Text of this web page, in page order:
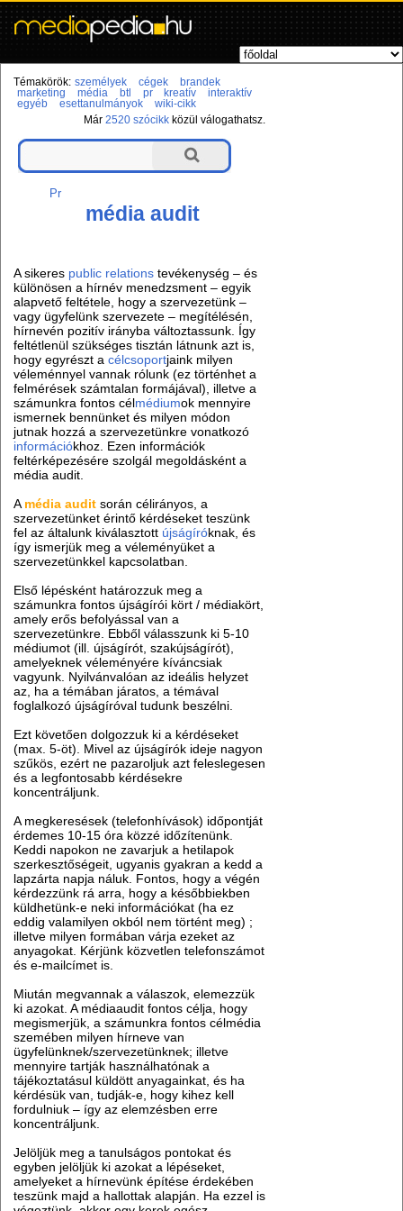
Témakörök: személyek cégek
brandek
marketing
média btl pr kreatív
interaktív
egyéb
esettanulmányok
wiki-cikk
Már2520 szócikk közül válogathatsz.
Pr
média audit
A sikeres public relations tevékenység – és
különösen a hírnév menedzsment – egyik
alapvető feltétele, hogy a szervezetünk –
vagy ügyfelünk szervezete – megítélésén,
hírnevén pozitív irányba változtassunk. Így
feltétlenül szükséges tisztán látnunk azt is,
hogy egyrészt acélcsoportjaink milyen
véleménnyel vannak rólunk (ez történhet a
felmérések számtalan formájával), illetve a
számunkra fontos célmédiumok mennyire
ismernek bennünket és milyen módon
jutnak hozzá a szervezetünkre vonatkozó
információkhoz. Ezen információk
feltérképezésére szolgál megoldásként a
média audit.
A média audit során célirányos, a
szervezetünket érintő kérdéseket teszünk
fel az általunk kiválasztott újságíróknak, és
így ismerjük meg a véleményüket a
szervezetünkkel kapcsolatban.
Első lépésként határozzuk meg a
számunkra fontos újságírói kört / médiakört,
amely erős befolyással van a
szervezetünkre. Ebből válasszunk ki 5-10
médiumot (ill. újságírót, szakújságírót),
amelyeknek véleményére kíváncsiak
vagyunk. Nyilvánvalóan az ideális helyzet
az, ha a témában járatos, a témával
foglalkozó újságíróval tudunk beszélni.
Ezt követően dolgozzuk ki a kérdéseket
(max. 5-öt). Mivel az újságírók ideje nagyon
szűkös, ezért ne pazaroljuk azt feleslegesen
és a legfontosabb kérdésekre
koncentráljunk.
A megkeresések (telefonhívások) időpontját
érdemes 10-15 óra közzé időzítenünk.
Keddi napokon ne zavarjuk a hetilapok
szerkesztőségeit, ugyanis gyakran a kedd a
lapzárta napja náluk. Fontos, hogy a végén
kérdezzünk rá arra, hogy a későbbiekben
küldhetünk-e neki információkat (ha ez
eddig valamilyen okból nem történt meg) ;
illetve milyen formában várja ezeket az
anyagokat. Kérjünk közvetlen telefonszámot
és e-mailcímet is.
Miután megvannak a válaszok, elemezzük
ki azokat. A médiaaudit fontos célja, hogy
megismerjük, a számunkra fontos célmédia
szemében milyen hírneve van
ügyfelünknek/szervezetünknek; illetve
mennyire tartják használhatónak a
tájékoztatásul küldött anyagainkat, és ha
kérdésük van, tudják-e, hogy kihez kell
fordulniuk – így az elemzésben erre
koncentráljunk.
Jelöljük meg a tanulságos pontokat és
egyben jelöljük ki azokat a lépéseket,
amelyeket a hírnevünk építése érdekében
teszünk majd a hallottak alapján. Ha ezzel is